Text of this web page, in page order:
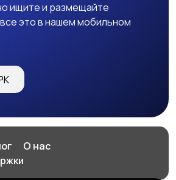
ищите и размещайте
это в нашем мобильном
О нас